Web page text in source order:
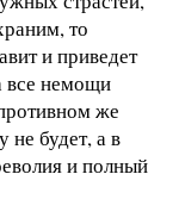
то
и приведет
все немощи
же
не будет, а в
и полный